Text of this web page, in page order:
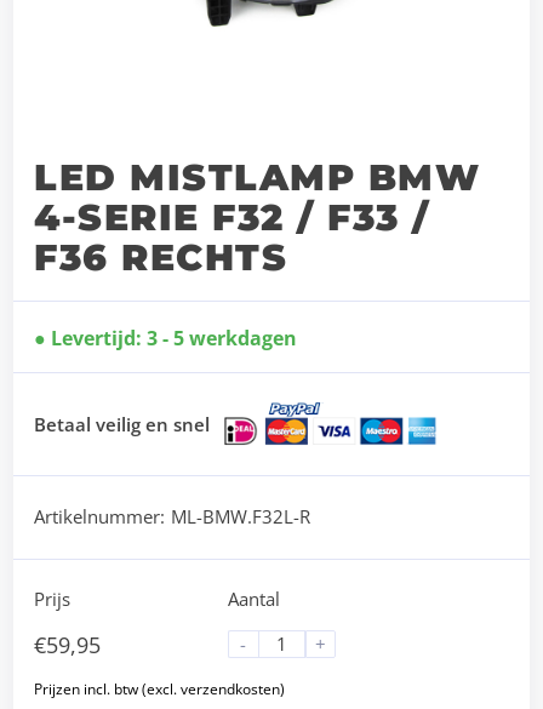
LED MISTLAMP BMW
4-SERIE F32 / F33 /
F36 RECHTS
Levertijd: 3 - 5 werkdagen
Betaal veilig en snel
Artikelnummer: ML-BMW.F32L-R
Prijs
€59,95
Aantal
-
+